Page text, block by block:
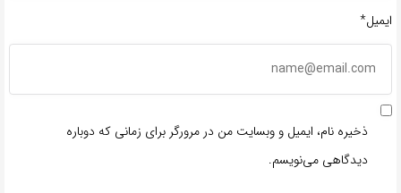
ایمیل*
ذخیره نام، ایمیل و وبسایت من در مرورگر برای زمانی که دوباره
دیدگاهی می‌نویسم.